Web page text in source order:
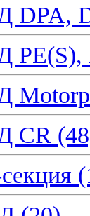
DPA,
PE(S),
CR